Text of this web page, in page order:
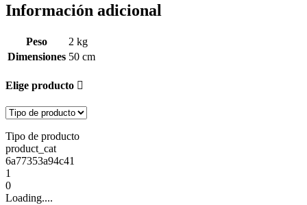
Información adicional
Peso
2 kg
Dimensiones 50 cm
Elige producto
Tipo de producto
product_cat
6a77353a94c41
1
0
Loading....